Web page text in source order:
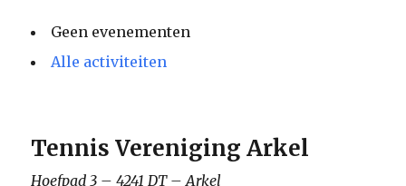
Geen evenementen
Alle activiteiten
Tennis Vereniging Arkel
Hoefpad 3 – 4241 DT – Arkel